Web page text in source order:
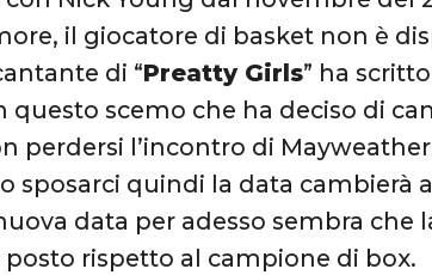
il giocatore di basket non è
di “Preatty Girls” ha
questo scemo che ha deciso di
perdersi l’incontro di
sposarci quindi la data cambierà
data per adesso sembra che
posto rispetto al campione di box.